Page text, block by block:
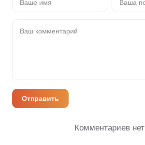
Отправить
Комментариев нет